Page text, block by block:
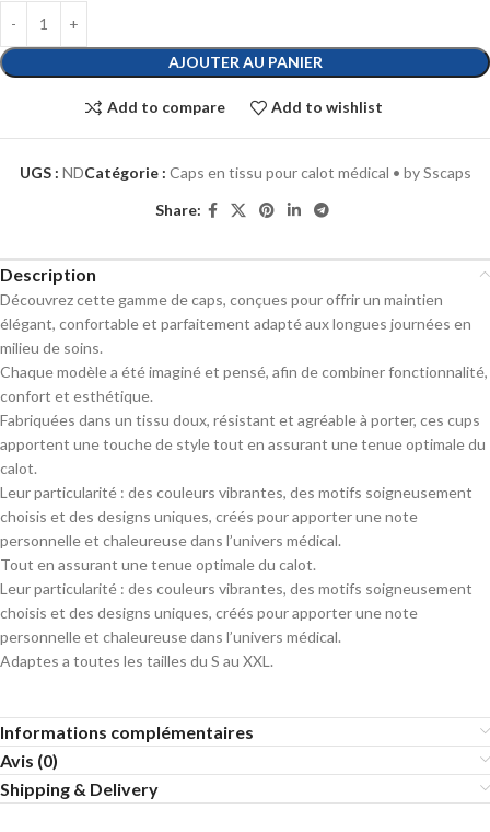
AJOUTER AU PANIER
Add to compare Add to wishlist
UGS : NDCatégorie : Caps en tissu pour calot médical • by Sscaps
Share:
Description
Découvrez cette gamme de caps, conçues pour offrir un maintien
élégant, confortable et parfaitement adapté aux longues journées en
milieu de soins.
Chaque modèle a été imaginé et pensé, afin de combiner fonctionnalité,
confort et esthétique.
Fabriquées dans un tissu doux, résistant et agréable à porter, ces cups
apportent une touche de style tout en assurant une tenue optimale du
calot.
Leur particularité : des couleurs vibrantes, des motifs soigneusement
choisis et des designs uniques, créés pour apporter une note
personnelle et chaleureuse dans l’univers médical.
Tout en assurant une tenue optimale du calot.
Leur particularité : des couleurs vibrantes, des motifs soigneusement
choisis et des designs uniques, créés pour apporter une note
personnelle et chaleureuse dans l’univers médical.
Adaptes a toutes les tailles du S au XXL.
Informations complémentaires
Avis (0)
Shipping & Delivery